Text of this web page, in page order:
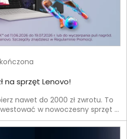
na sprzęt Lenovo!
nawet do 2000 zł zwrotu. To
w nowoczesny sprzęt —
— i jednocześnie